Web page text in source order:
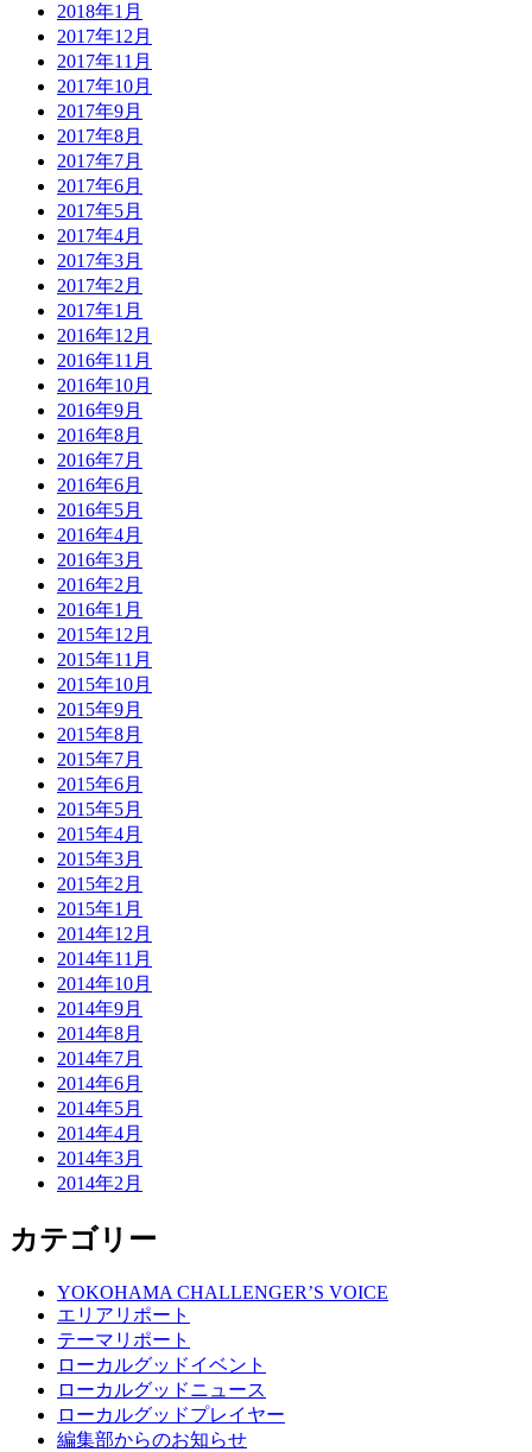
2018年1月
2017年12月
2017年11月
2017年10月
2017年9月
2017年8月
2017年7月
2017年6月
2017年5月
2017年4月
2017年3月
2017年2月
2017年1月
2016年12月
2016年11月
2016年10月
2016年9月
2016年8月
2016年7月
2016年6月
2016年5月
2016年4月
2016年3月
2016年2月
2016年1月
2015年12月
2015年11月
2015年10月
2015年9月
2015年8月
2015年7月
2015年6月
2015年5月
2015年4月
2015年3月
2015年2月
2015年1月
2014年12月
2014年11月
2014年10月
2014年9月
2014年8月
2014年7月
2014年6月
2014年5月
2014年4月
2014年3月
2014年2月
カテゴリー
YOKOHAMA CHALLENGER’S VOICE
エリアリポート
テーマリポート
ローカルグッドイベント
ローカルグッドニュース
ローカルグッドプレイヤー
編集部からのお知らせ